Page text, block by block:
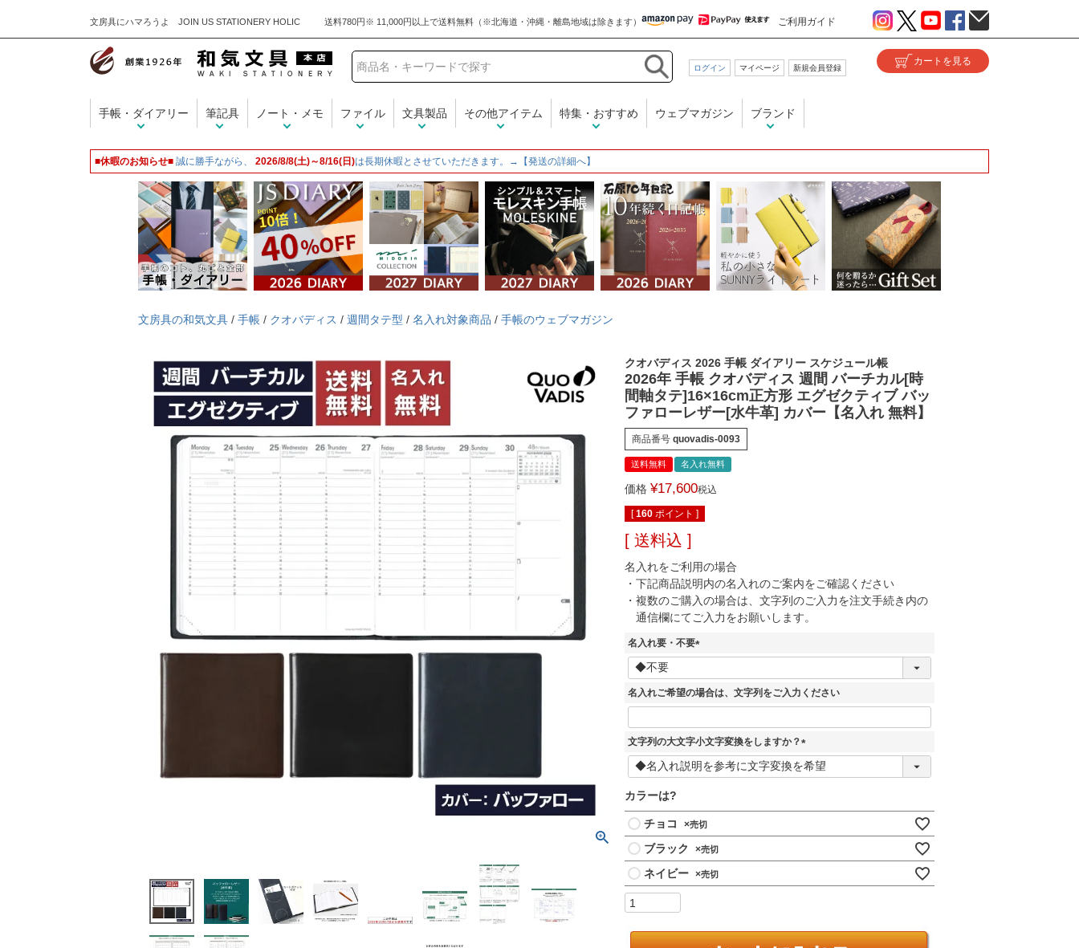
文房具にハマろうよ JOIN US STATIONERY HOLIC ご利用ガイド
和気文具
ログイン マイページ 新規会員登録
手帳・ダイアリー 筆記具 ノート・メモ ファイル 文具製品 その他アイテム 特集・おすすめ ウェブマガジン ブランド
■休暇のお知らせ■ 誠に勝手ながら、 2026/8/8(土)～8/16(日)は長期休暇とさせていただきます。→【発送の詳細へ】
文房具の和気文具 / 手帳 / クオバディス / 週間タテ型 / 名入れ対象商品 / 手帳のウェブマガジン
クオバディス 2026 手帳 ダイアリー スケジュール帳
2026年 手帳 クオバディス 週間 バーチカル[時
間軸タテ]16×16cm正方形 エグゼクティブ バッ
ファローレザー[水牛革] カバー【名入れ 無料】
商品番号 quovadis-0093
送料無料 名入れ無料
価格 ¥17,600税込
[160 ポイント ]
送料込
名入れをご利用の場合
・下記商品説明内の名入れのご案内をご確認ください
・複数のご購入の場合は、文字列のご入力を注文手続き内の
通信欄にてご入力をお願いします。
名入れ要・不要
(
須
)
名入れご希望の場合は、文字列をご入力ください
文字列の大文字小文字変換をしますか？
(
必
カラーは?
チョコ ×
ブラック ×
ネイビー ×